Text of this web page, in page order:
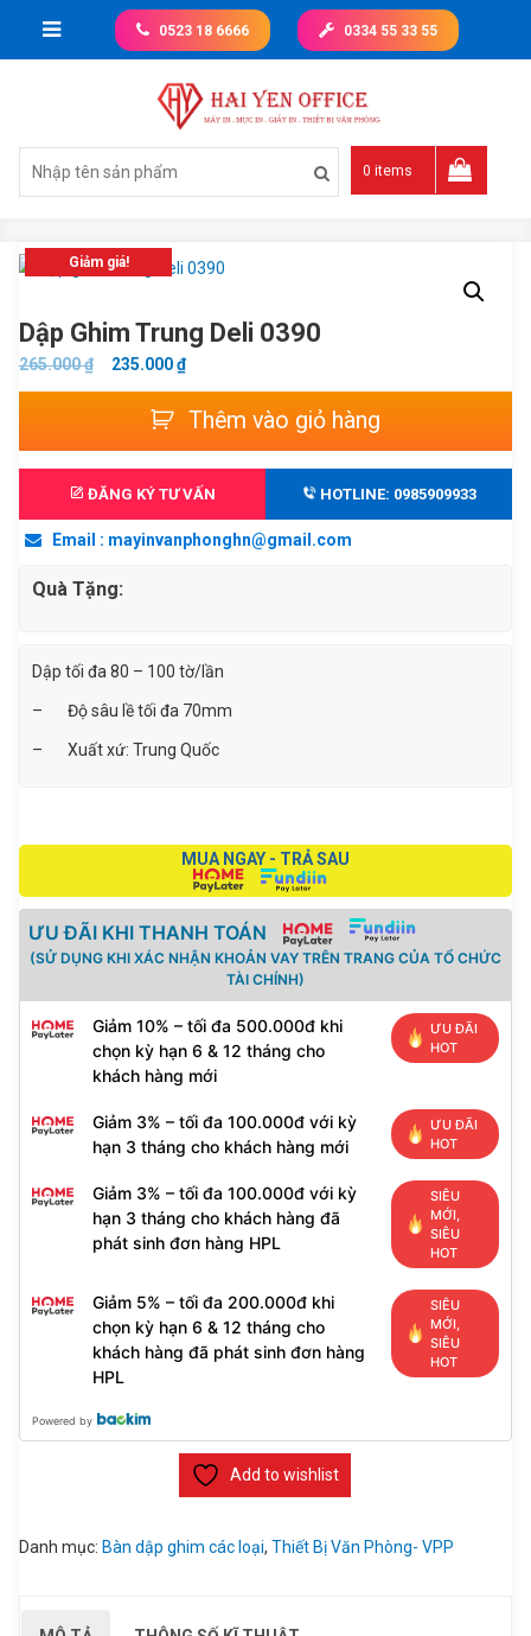
0523 18 6666 0334 55 33 55
Giá tốt nhất thị trường
0 items
Giảm giá!
Dập Ghim Trung Deli 0390
265.000₫
GIÁ
GỐC
265.000 ₫.
235.000₫GIÁ
HIỆN
TẠI
LÀ:
235.000 ₫.
0390
số
lượng
Thêm vào giỏ hàng
ĐĂNG KÝ TƯ VẤN HOTLINE: 0985909933
Email : mayinvanphonghn@gmail.com
Quà Tặng:
Dập tối đa 80 – 100 tờ/lần
– Độ sâu lề tối đa 70mm
– Xuất xứ: Trung Quốc
MUA NGAY - TRẢ SAU
ƯU ĐÃI KHI THANH TOÁN
(SỬ DỤNG KHI XÁC NHẬN KHOẢN VAY TRÊN TRANG CỦA TỔ CHỨC
TÀI CHÍNH)
Giảm 10% – tối đa 500.000đ khi
chọn kỳ hạn 6 & 12 tháng cho
khách hàng mới
ƯU ĐÃI
HOT
Giảm 3% – tối đa 100.000đ với kỳ
hạn 3 tháng cho khách hàng mới
ƯU ĐÃI
HOT
Giảm 3% – tối đa 100.000đ với kỳ
hạn 3 tháng cho khách hàng đã
phát sinh đơn hàng HPL
SIÊU
MỚI,
SIÊU
HOT
Giảm 5% – tối đa 200.000đ khi
chọn kỳ hạn 6 & 12 tháng cho
khách hàng đã phát sinh đơn hàng
HPL
SIÊU
MỚI,
SIÊU
HOT
Powered by
Add to wishlist
Danh mục: Bàn dập ghim các loại, Thiết Bị Văn Phòng- VPP